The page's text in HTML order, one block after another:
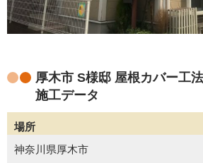
厚木市 S様邸 屋根カバー工
施工データ
場所
神奈川県厚木市